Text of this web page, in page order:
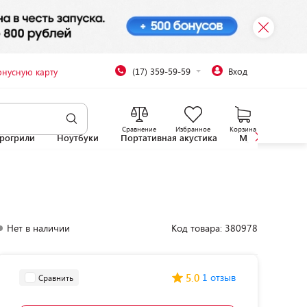
карту (17) 359-59-59 Вход
Сравнение Избранное Корзина
Ноутбуки Портативная акустика
Нет в наличии Код товара: 380978
Сравнить 5.0 1 отзыв